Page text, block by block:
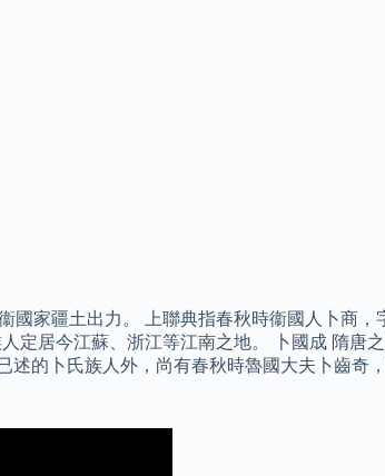
家疆土出力。 上聯典指春秋時衞國人卜商，
定居今江蘇、浙江等江南之地。 卜國成 隋唐
的卜氏族人外，尚有春秋時魯國大夫卜齒奇